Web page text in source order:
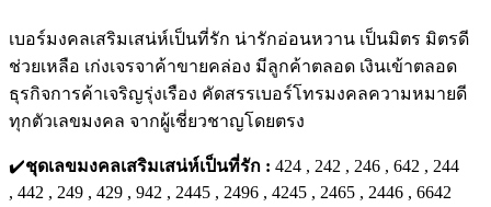
เบอร์มงคลเสริมเสน่ห์เป็นที่รัก น่ารักอ่อนหวาน เป็นมิตร มิตรดี
ช่วยเหลือ เก่งเจรจาค้าขายคล่อง มีลูกค้าตลอด เงินเข้าตลอด
ธุรกิจการค้าเจริญรุ่งเรือง คัดสรรเบอร์โทรมงคลความหมายดี
ทุกตัวเลขมงคล จากผู้เชี่ยวชาญโดยตรง
✔️ชุดเลขมงคลเสริมเสน่ห์เป็นที่รัก : 424 , 242 , 246 , 642 , 244
, 442 , 249 , 429 , 942 , 2445 , 2496 , 4245 , 2465 , 2446 , 6642